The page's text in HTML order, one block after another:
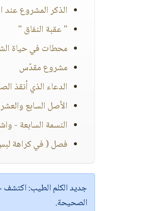
الذكر المشروع عند
" عقبة النفاق "
محطات في حياة
مشروع مقدّس
الدعاء الذي أنقذ
الأصل السابع
النسمة السابعة -
فصل ( في كراهة
جديد الكلم الطيب:اكتشف
الصحيحة.